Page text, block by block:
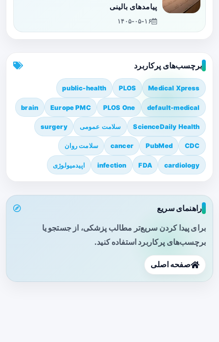
پیامدهای بالینی
۱۴۰۵-۰۵-۱۶
برچسب‌های پرکاربرد
Medical Xpress
PLOS
public-health
default-medical
PLOS One
Europe PMC
brain
ScienceDaily Health سلامت عمومی surgery
CDC
PubMed
cancer سلامت روان
cardiology
FDA
infection اپیدمیولوژی
راهنمای سریع
برای پیدا کردن سریع‌تر مطالب پزشکی، از جستجو یا
برچسب‌های پرکاربرد استفاده کنید.
صفحه اصلی